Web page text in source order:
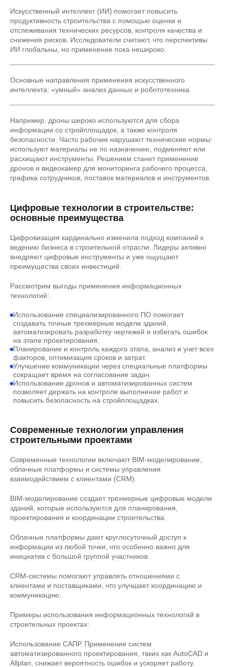
Искусственный интеллект (ИИ) помогает повысить
продуктивность строительства с помощью оценки и
отслеживания технических ресурсов, контроля качества и
снижения рисков. Исследователи считают, что перспективы
ИИ глобальны, но применение пока нешироко.
Основные направления применения искусственного
интеллекта: «умный» анализ данных и робототехника.
Например, дроны широко используются для сбора
информации со стройплощадок, а также контроля
безопасности. Часто рабочие нарушают технические нормы:
используют материалы не по назначению, подменяют или
расхищают инструменты. Решением станет применение
дронов и видеокамер для мониторинга рабочего процесса,
графика сотрудников, поставок материалов и инструментов.
Цифровые технологии в строительстве:
основные преимущества
Цифровизация кардинально изменила подход компаний к
ведению бизнеса в строительной отрасли. Лидеры активно
внедряют цифровые инструменты и уже ощущают
преимущества своих инвестиций.
Рассмотрим выгоды применения информационных
технологий:
Использование специализированного ПО помогает
создавать точные трехмерные модели зданий,
автоматизировать разработку чертежей и избегать ошибок
на этапе проектирования.
Планирование и контроль каждого этапа, анализ и учет всех
факторов, оптимизация сроков и затрат.
Улучшение коммуникации через специальные платформы
сокращает время на согласование задач.
Использование дронов и автоматизированных систем
позволяет держать на контроле выполнение работ и
повысить безопасность на стройплощадках.
Современные технологии управления
строительными проектами
Современные технологии включают BIM-моделирование,
облачные платформы и системы управления
взаимодействием с клиентами (CRM).
BIM-моделирование создает трехмерные цифровые модели
зданий, которые используются для планирования,
проектирования и координации строительства.
Облачные платформы дают круглосуточный доступ к
информации из любой точки, что особенно важно для
инициатив с большой группой участников.
CRM-системы помогают управлять отношениями с
клиентами и поставщиками, что улучшает координацию и
коммуникацию.
Примеры использования информационных технологий в
строительных проектах:
Использование САПР. Применение систем
автоматизированного проектирования, таких как AutoCAD и
Allplan, снижает вероятность ошибок и ускоряет работу.